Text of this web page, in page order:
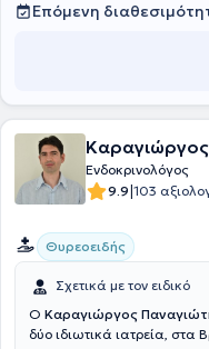
Επόμενη
Ενδοκρινολόγος
9.9|103
Θυρεοειδής
Σχετικά με τον ειδικό
Ο Καραγιώργος
δύο ιδιωτικά ιατρεία, στα